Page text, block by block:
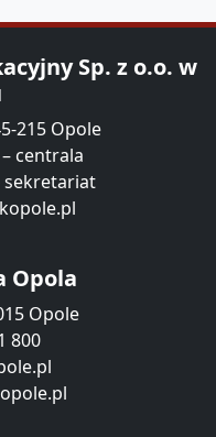
Sp. z o.o. w
215 Opole
centrala
sekretariat
Opola
Opole
800